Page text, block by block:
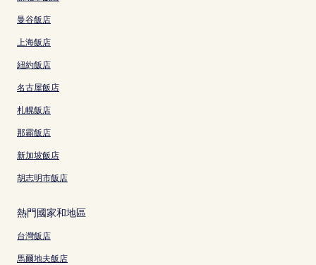
曼谷飯店
上海飯店
紐約飯店
名古屋飯店
札幌飯店
那霸飯店
新加坡飯店
胡志明市飯店
熱門國家和地區
台灣飯店
馬爾地夫飯店